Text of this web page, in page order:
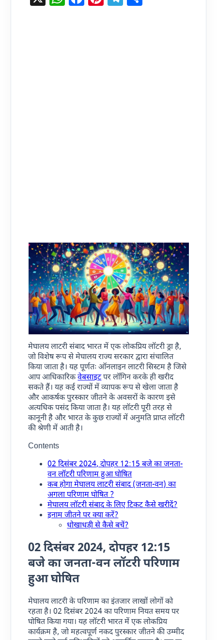
मेघालय लाटरी संबाद भारत में एक लोकप्रिय लॉटरी ड्रा है,
जो विशेष रूप से मेघालय राज्य सरकार द्वारा संचालित
किया जाता है। यह पूर्णतः ऑनलाइन लाटरी सिस्टम है जिसे
आप आधिकारिकवेबसाइटपर लॉगिन करके ही खरीद
सकते हैं। यह कई राज्यों में व्यापक रूप से खेला जाता है
और आकर्षक पुरस्कार जीतने के अवसरों के कारण इसे
अत्यधिक पसंद किया जाता है। यह लॉटरी पूरी तरह से
कानूनी है और भारत के कुछ राज्यों में अनुमति प्राप्त लॉटरी
की श्रेणी में आती है।
Contents
02 दिसंबर 2024, दोपहर 12:15 बजे का जनता-
वन लॉटरी परिणाम हुआ घोषित
कब होगा मेघालय लाटरी संबाद (जनता-वन) का
अगला परिणाम घोषित ?
मेघालय लॉटरी संबाद के लिए टिकट कैसे खरीदें?
इनाम जीतने पर क्या करें?
धोखाधड़ी से कैसे बचें?
02 दिसंबर 2024,दोपहर 12:15
बजे का जनता-वन लॉटरी परिणाम
हुआ घोषित
मेघालय लाटरी के परिणाम का इंतजार लाखों लोगों को
रहता है। 02 दिसंबर 2024 का परिणाम नियत समय पर
घोषित किया गया। यह लॉटरी भारत में एक लोकप्रिय
कार्यक्रम है, जो महत्वपूर्ण नकद पुरस्कार जीतने की उम्मीद